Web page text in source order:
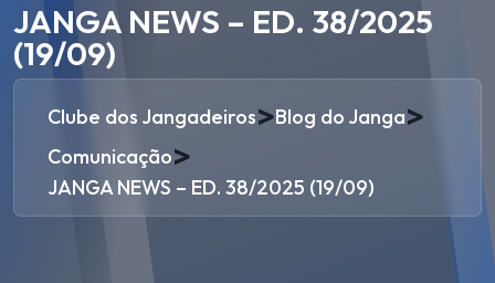
JANGA NEWS – ED. 38/2025
(19/09)
Clube dos Jangadeiros>Blog do Janga>
Comunicação>
JANGA NEWS – ED. 38/2025 (19/09)